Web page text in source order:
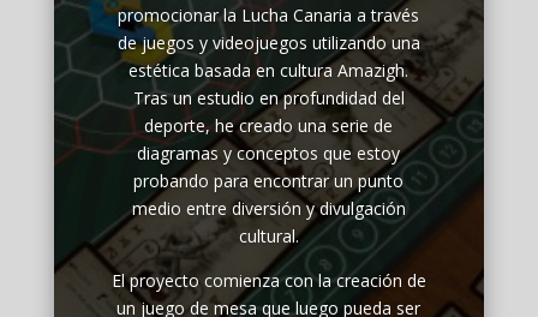
promocionar la Lucha Canaria a través
de juegos y videojuegos utilizando una
estética basada en cultura Amazigh.
Tras un estudio en profundidad del
deporte, he creado una serie de
diagramas y conceptos que estoy
probando para encontrar un punto
medio entre diversión y divulgación
cultural.
El proyecto comienza con la creación de
un juego de mesa que luego pueda ser